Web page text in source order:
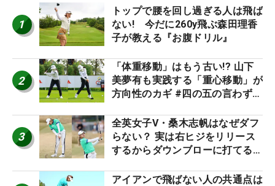
1
トップで腰を回し過ぎる人は飛ば
ない! 今だに260y飛ぶ森田理香
子が教える『お腹ドリル』
2
「体重移動」はもう古い!? 山下
美夢有も実践する「重心移動」が
方向性のカギ #四の五の言わず振
3
全英女子V・桑木志帆はなぜダフ
らない？ 実は右ヒジをリリース
するからダウンブローに打てる #
アイアンで飛ばない人の共通点は